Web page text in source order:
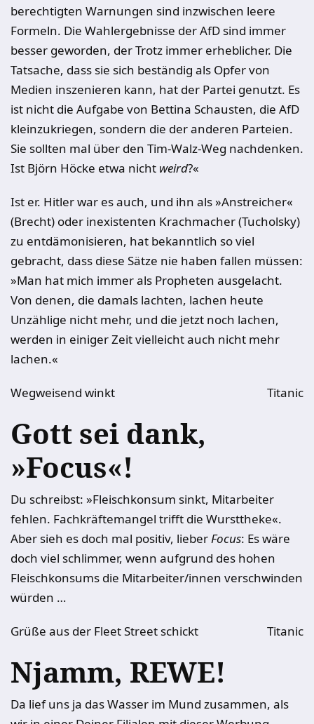
berechtigten Warnungen sind inzwischen leere
Formeln. Die Wahlergebnisse der AfD sind immer
besser geworden, der Trotz immer erheblicher. Die
Tatsache, dass sie sich beständig als Opfer von
Medien inszenieren kann, hat der Partei genutzt. Es
ist nicht die Aufgabe von Bettina Schausten, die AfD
kleinzukriegen, sondern die der anderen Parteien.
Sie sollten mal über den Tim-Walz-Weg nachdenken.
Ist Björn Höcke etwa nicht weird?«
Ist er. Hitler war es auch, und ihn als »Anstreicher«
(Brecht) oder inexistenten Krachmacher (Tucholsky)
zu entdämonisieren, hat bekanntlich so viel
gebracht, dass diese Sätze nie haben fallen müssen:
»Man hat mich immer als Propheten ausgelacht.
Von denen, die damals lachten, lachen heute
Unzählige nicht mehr, und die jetzt noch lachen,
werden in einiger Zeit vielleicht auch nicht mehr
lachen.«
Wegweisend winkt Titanic
Gott sei dank,
»Focus«!
Du schreibst: »Fleischkonsum sinkt, Mitarbeiter
fehlen. Fachkräftemangel trifft die Wursttheke«.
Aber sieh es doch mal positiv, lieberFocus: Es wäre
doch viel schlimmer, wenn aufgrund des hohen
Fleischkonsums die Mitarbeiter/innen verschwinden
würden …
Grüße aus der Fleet Street schickt Titanic
Njamm, REWE!
Da lief uns ja das Wasser im Mund zusammen, als